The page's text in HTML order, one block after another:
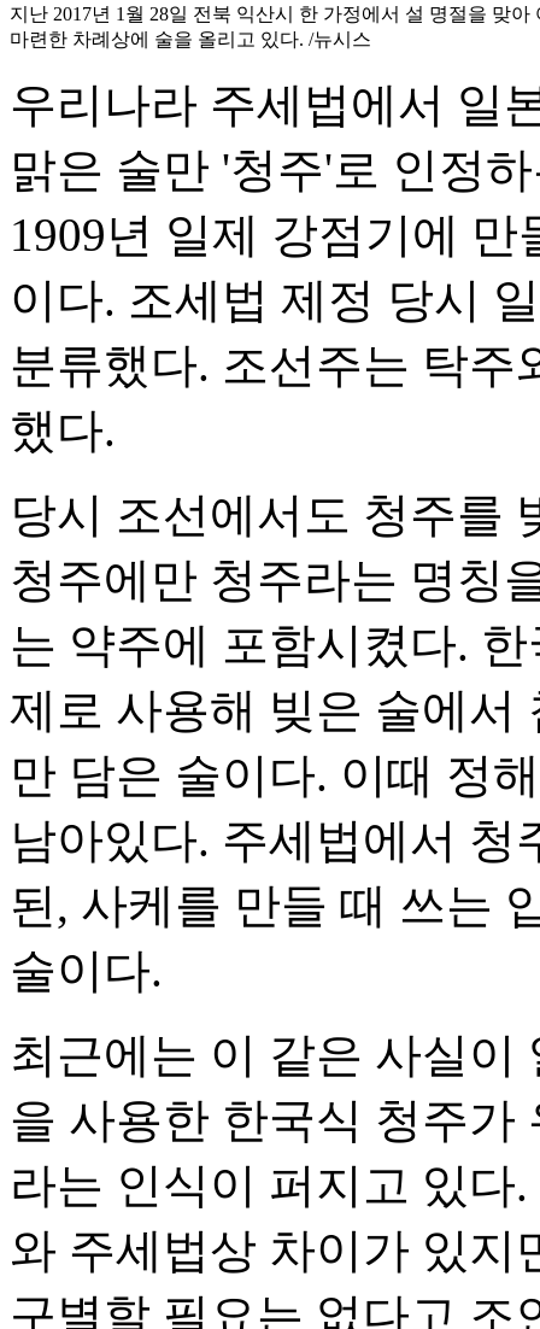
지난 2017년 1월 28일 전북 익산시 한 가정에서 설 명절을 맞
마련한 차례상에 술을 올리고 있다. /뉴시스
우리나라 주세법에서 일
맑은 술만 '청주'로 인정
1909년 일제 강점기에
이다. 조세법 제정 당시
분류했다. 조선주는 탁주
했다.
당시 조선에서도 청주를
청주에만 청주라는 명칭
는 약주에 포함시켰다.
제로 사용해 빚은 술에서
만 담은 술이다. 이때 정
남아있다. 주세법에서 청
된, 사케를 만들 때 쓰는
술이다.
최근에는 이 같은 사실이
을 사용한 한국식 청주가
라는 인식이 퍼지고 있다
와 주세법상 차이가 있지
구별할 필요는 없다고 조